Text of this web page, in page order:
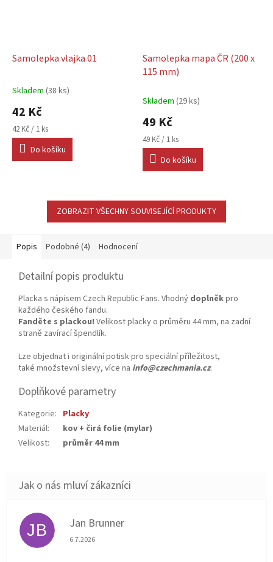
Samolepka vlajka 01
Průměrné
hodnocení
produktu
je
5,0
5
Skladem (38 ks)
42 Kč
Měrná
cena:
42 Kč / 1 ks
Do košíku
Samolepka mapa ČR (200 x
115 mm)
Skladem (29 ks)
49 Kč
Měrná
cena:
49 Kč / 1 ks
Do košíku
ZOBRAZIT VŠECHNY SOUVISEJÍCÍ PRODUKTY
Popis Podobné (4) Hodnocení
Detailní popis produktu
Placka s nápisem Czech Republic Fans. Vhodný doplněkpro
každého českého fandu.
Fanděte s plackou! Velikost placky o průměru 44 mm, na zadní
straně zavírací špendlík.
Lze objednat i originální potisk pro speciální příležitost,
také množstevní slevy, více na info@czechmania.cz.
Doplňkové parametry
Kategorie: Placky
Materiál:
kov + čirá folie (mylar)
Velikost: průměr 44 mm
JB Jan Brunner
Hodnocení obchodu je 5 z 5 hvězdiček.
6.7.2026